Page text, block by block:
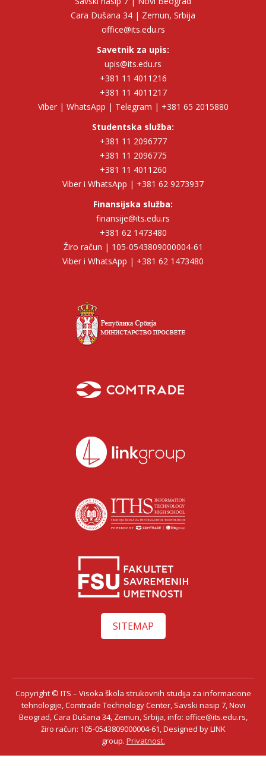
Ksenija Ilić
Razgovaraj sa Ksenijom Ilić savetnicom za upis – uživo!
Cara Dušana 34 | Zemun, Srbija
office@its.edu.rs
Savetnik za upis:
upis@its.edu.rs
+381 11 4011216
+381 11 4011217
Viber | WhatsApp | Telegram | +381 65 2015880
Studentska služba:
+381 11 2096777
+381 11 2096775
+381 11 4011260
Viber i WhatsApp | +381 62 9273937
Finansijska služba:
finansije@its.edu.rs
+381 62 1473480
Žiro račun | 105-0543809000004-61
Viber i WhatsApp | +381 62 1473480
SITEMAP
Copyright © ITS – Visoka škola strukovnih studija za informacione
tehnologije, Comtrade Technology Center, Savski nasip 7, Novi
Beograd, Cara Dušana 34, Zemun, Srbija, info: office@its.edu.rs,
žiro račun: 105-0543809000004-61, Designed by LINK
group. Privatnost.